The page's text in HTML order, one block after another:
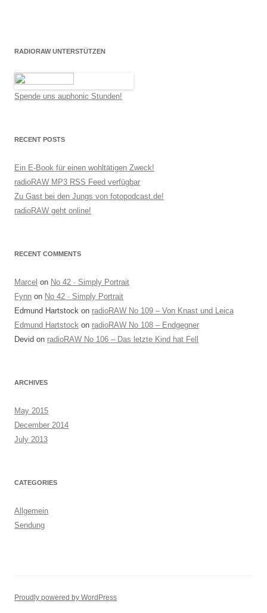
RADIORAW UNTERSTÜTZEN
Spende uns auphonic Stunden!
RECENT POSTS
Ein E-Book für einen wohltätigen Zweck!
radioRAW MP3 RSS Feed verfügbar
Zu Gast bei den Jungs von fotopodcast.de!
radioRAW geht online!
RECENT COMMENTS
Marcel on No 42 · Simply Portrait
Fynn on No 42 · Simply Portrait
Edmund Hartstock on radioRAW No 109 – Von Knast und Leica
Edmund Hartstock on radioRAW No 108 – Endgegner
Devid on radioRAW No 106 – Das letzte Kind hat Fell
ARCHIVES
May 2015
December 2014
July 2013
CATEGORIES
Allgemein
Sendung
Proudly powered by WordPress